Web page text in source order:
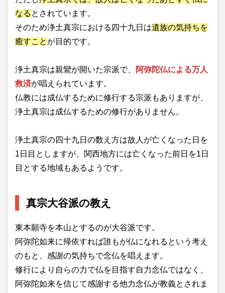
なる とされています。
そのため浄土真宗における四十九日は遺族の気持ちを
癒すこと が目的です。
浄土真宗は親鸞が開いた宗派で、
阿弥陀仏による万人
救済が唱えられています。
仏教には成仏するために修行する宗派もありますが、
浄土真宗は成仏するための修行がありません。
浄土真宗の四十九日の数え方は故人が亡くなった日を
1日目としますが、関西地方には亡くなった前日を1日
目とする地域もあるようです。
真宗大谷派の教え
東本願寺を本山とするのが大谷派です。
阿弥陀如来に帰依すれば誰もが仏になれるという考え
のもと、感謝の気持ちで念仏を唱えます。
修行により自らの力で仏を目指す自力念仏ではなく、
阿弥陀如来を信じて感謝する他力念仏が教義とされま